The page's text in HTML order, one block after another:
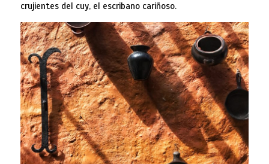
crujientes del cuy, el escribano cariñoso.